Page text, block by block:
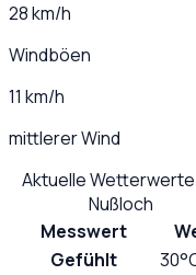
28 km/h
Windböen
11 km/h
mittlerer Wind
Aktuelle
Nußloch
Messwert
Gefühlt